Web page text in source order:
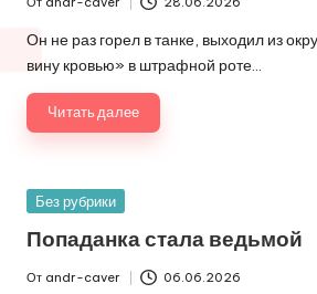
от
Он не раз горел в танке, выходил из
вину кровью» в штрафной роте…
Читать далее
Опубликовано
Без рубрики
Попаданка стала ведьмой
От andr-caver 06.06.2026